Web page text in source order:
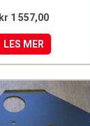
kr 1 557,00
LES MER